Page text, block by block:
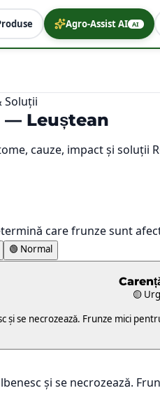
Agro-Assist AI AI
Soluții
— Leuștean
cauze, impact și soluții
care frunze sunt
🟢 Normal
🟡
se necrozează. Frunze mici
și se necrozează.